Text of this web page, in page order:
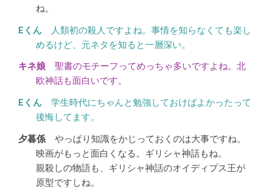
ね。
人類初の殺人ですよね。事情を知らなくても楽し
めるけど、元ネタを知ると一層深い。
聖書のモチーフってめっちゃ多いですよね。北
欧神話も面白いです。
学生時代にちゃんと勉強しておけばよかったって
後悔してます。
やっぱり知識をかじっておくのは大事ですね。
映画がもっと面白くなる。ギリシャ神話もね。
親殺しの物語も、ギリシャ神話のオイディプス王が
原型ですしね。